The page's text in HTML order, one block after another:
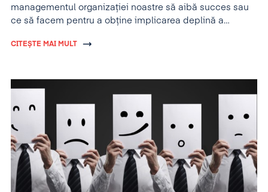
managementul organizaţiei noastre să aibă succes sau
ce să facem pentru a obţine implicarea deplină a
CITEȘTE MAI MULT